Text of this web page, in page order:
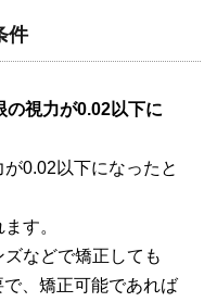
件
視力が0.02以下に
が0.02 以下になったと
す。
などで矯正しても
、矯正可能であれば